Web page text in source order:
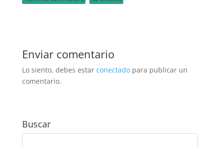
Enviar comentario
Lo siento, debes estar conectadopara publicar un
comentario.
Buscar